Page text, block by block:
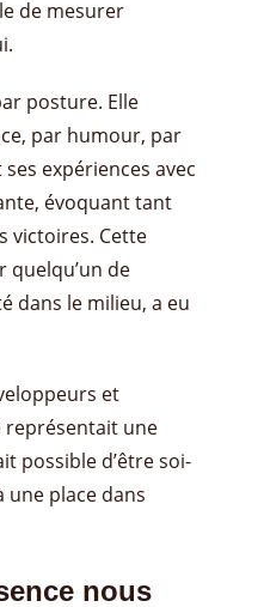
de mesurer
posture. Elle
par humour, par
expériences avec
évoquant tant
victoires. Cette
quelqu’un de
dans le milieu, a eu
et
représentait une
possible d’être soi-
une place dans
nous